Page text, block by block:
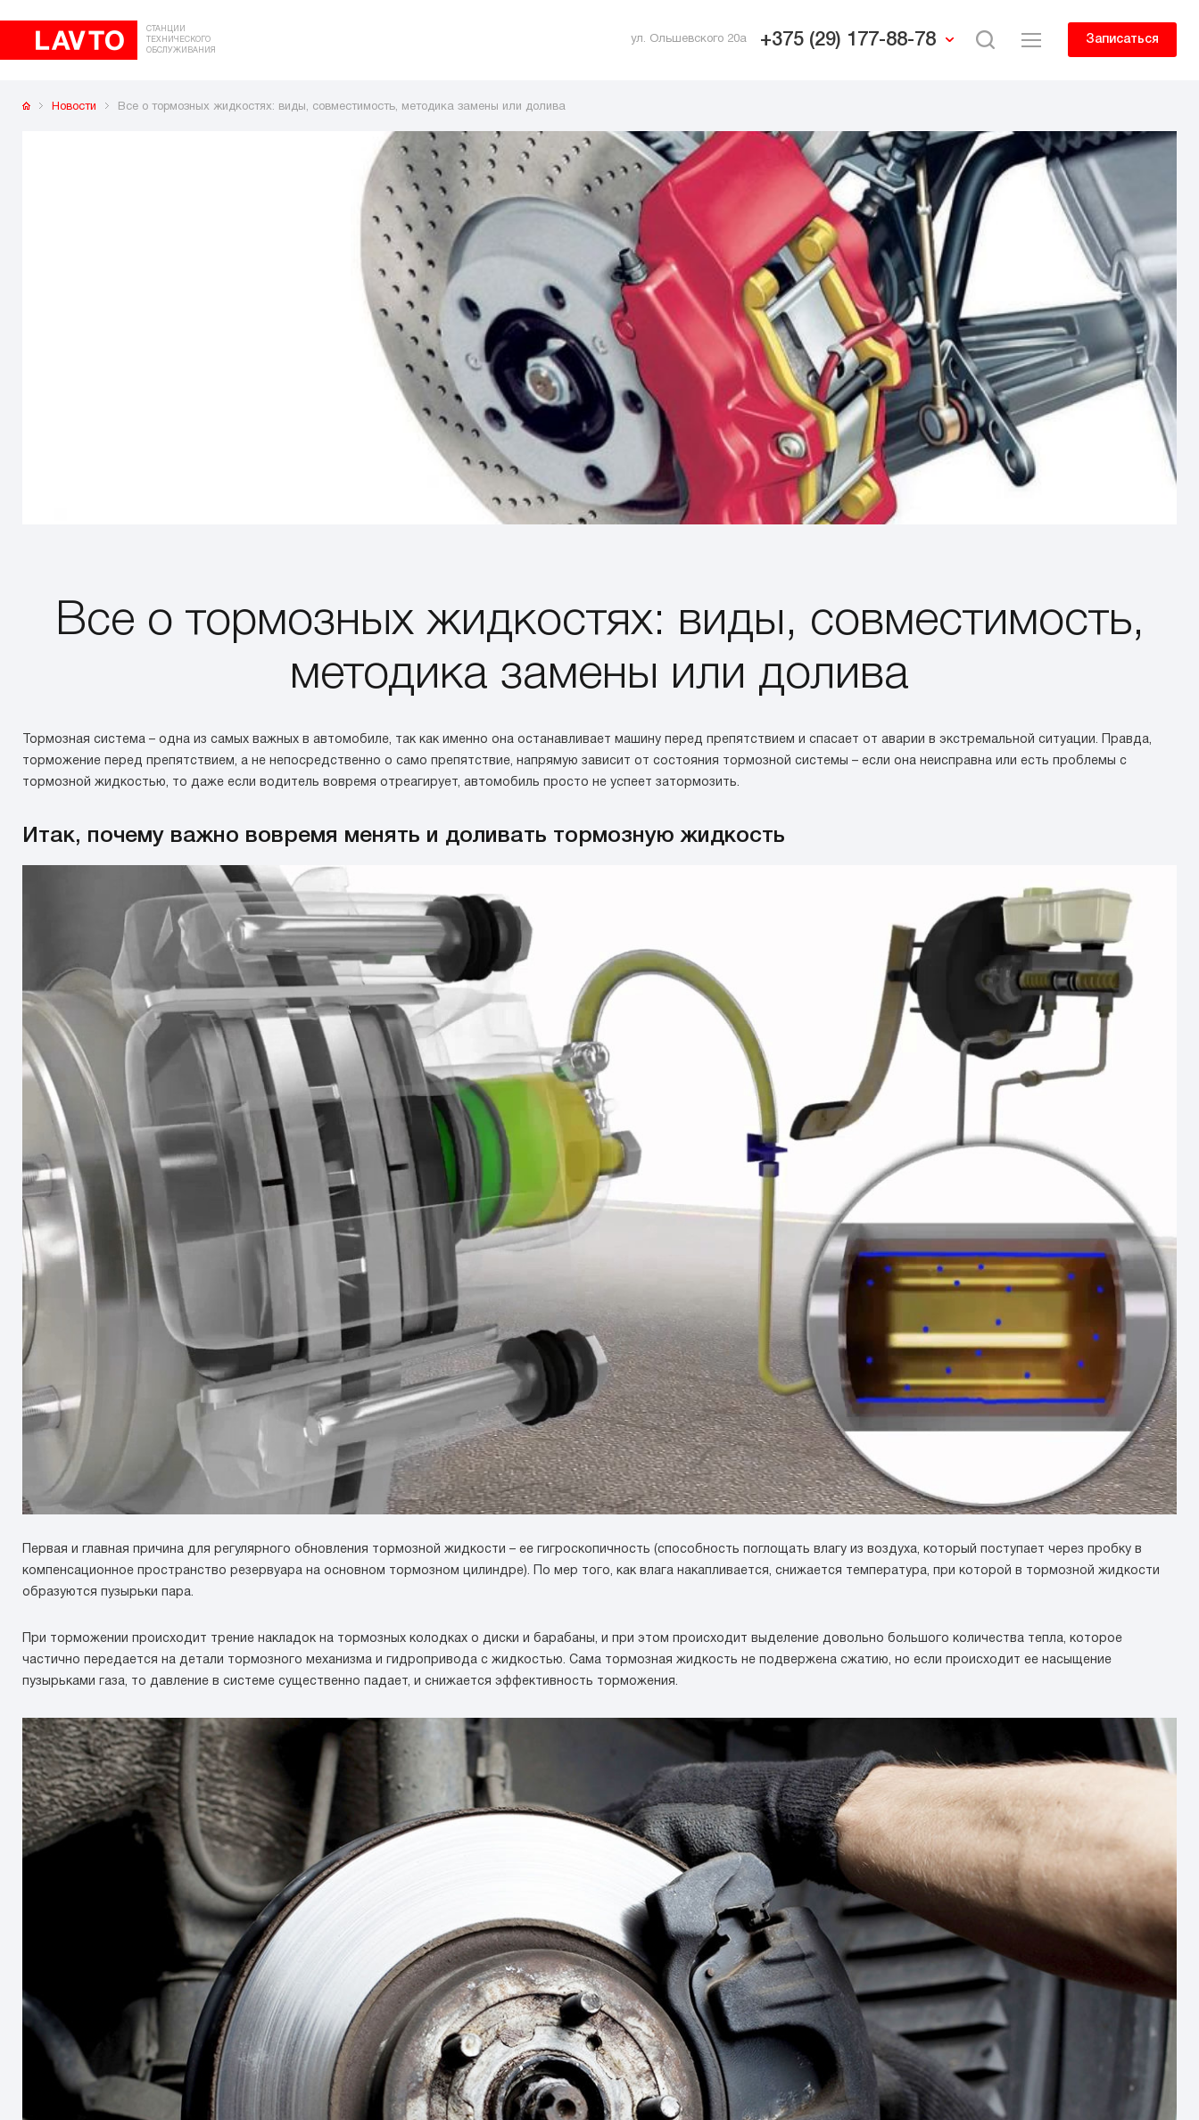
СТАНЦИИ
ТЕХНИЧЕСКОГО
ОБСЛУЖИВАНИЯ
ул. Ольшевского 20а +375 (29) 177-88-78 Записаться
Новости Все о тормозных жидкостях: виды, совместимость, методика замены или долива
Все о тормозных жидкостях: виды, совместимость,
методика замены или долива
Тормозная система – одна из самых важных в автомобиле, так как именно она останавливает машину перед препятствием и спасает от аварии в экстремальной ситуации. Правда,
торможение перед препятствием, а не непосредственно о само препятствие, напрямую зависит от состояния тормозной системы – если она неисправна или есть проблемы с
тормозной жидкостью, то даже если водитель вовремя отреагирует, автомобиль просто не успеет затормозить.
Итак, почему важно вовремя менять и доливать тормозную жидкость
Первая и главная причина для регулярного обновления тормозной жидкости – ее гигроскопичность (способность поглощать влагу из воздуха, который поступает через пробку в
компенсационное пространство резервуара на основном тормозном цилиндре). По мер того, как влага накапливается, снижается температура, при которой в тормозной жидкости
образуются пузырьки пара.
При торможении происходит трение накладок на тормозных колодках о диски и барабаны, и при этом происходит выделение довольно большого количества тепла, которое
частично передается на детали тормозного механизма и гидропривода с жидкостью. Сама тормозная жидкость не подвержена сжатию, но если происходит ее насыщение
пузырьками газа, то давление в системе существенно падает, и снижается эффективность торможения.